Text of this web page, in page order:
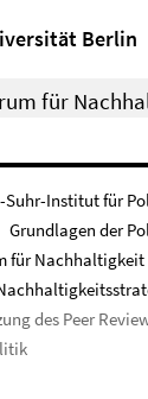
Berlin
für
Suhr-Institut für
Grundlagen der
für Nachhaltigkeit
des Peer